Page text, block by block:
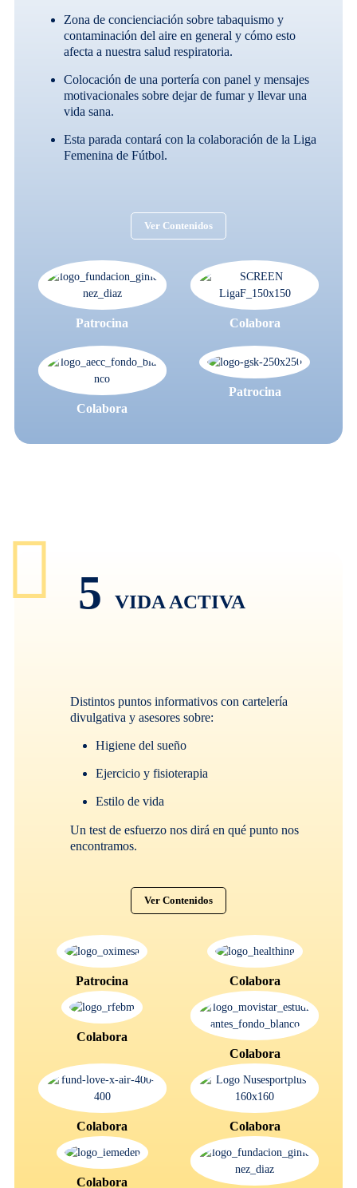
Zona de concienciación sobre tabaquismo y
contaminación del aire en general y cómo esto
afecta a nuestra salud respiratoria.
Colocación de una portería con panel y mensajes
motivacionales sobre dejar de fumar y llevar una
vida sana.
Esta parada contará con la colaboración de la Liga
Femenina de Fútbol.
Ver Contenidos
Patrocina
Patrocina
Colabora
Colabora
5 VIDA ACTIVA
Distintos puntos informativos con cartelería
divulgativa y asesores sobre:
Higiene del sueño
Ejercicio y fisioterapia
Estilo de vida
Un test de esfuerzo nos dirá en qué punto nos
encontramos.
Ver Contenidos
Patrocina Colabora
Colabora
Colabora
Colabora Colabora
Colabora